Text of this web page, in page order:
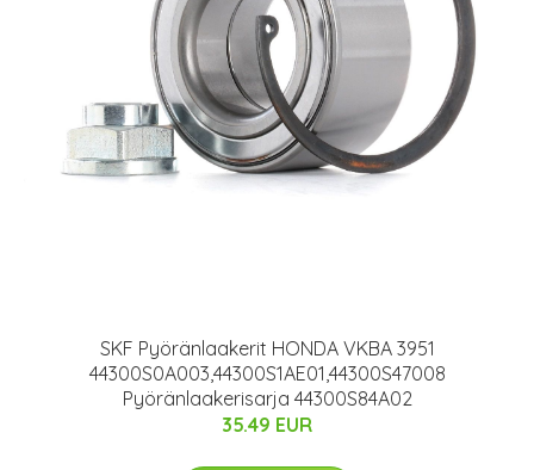
SKF Pyöränlaakerit HONDA VKBA 3951
44300S0A003,44300S1AE01,44300S47008
Pyöränlaakerisarja 44300S84A02
35.49 EUR